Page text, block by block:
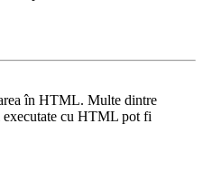
în HTML. Multe dintre
cu HTML pot fi